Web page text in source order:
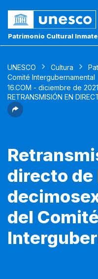
Patrimonio Cultural
UNESCO Cultura
Comité Intergubernamental
16.COM - diciembre de 2021
RETRANSMISIÓN EN
directo de
del Comité